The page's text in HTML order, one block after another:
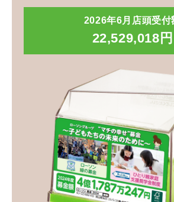
2026年6月店頭受付
22,529,018円